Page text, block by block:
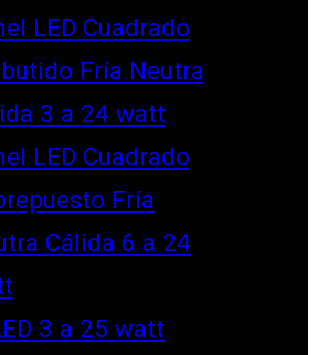
LED Cuadrado
Fría Neutra
3 a 24 watt
LED Cuadrado
Fría
Cálida 6 a 24
3 a 25 watt